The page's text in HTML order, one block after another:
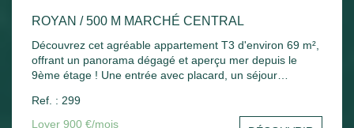
ROYAN / 500 M MARCHÉ CENTRAL
Découvrez cet agréable appartement T3 d'environ 69 m²,
offrant un panorama dégagé et aperçu mer depuis le
9ème étage ! Une entrée avec placard, un séjour
sud avec un aperçu mer, une cuisine indépendante, une
chambre avec placard, un bureau ou une chambre, salle
Ref. : 299
Loyer 900 €/mois